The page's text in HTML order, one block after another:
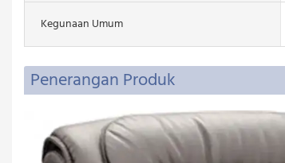
Kegunaan Umum
Penerangan Produk